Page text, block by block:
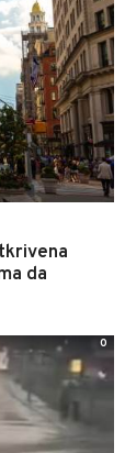
da
0